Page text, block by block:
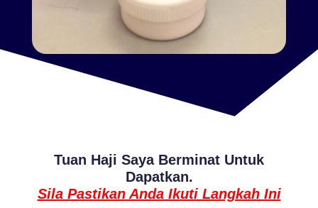
Tuan Haji Saya Berminat Untuk
Dapatkan.
Sila Pastikan Anda Ikuti Langkah Ini